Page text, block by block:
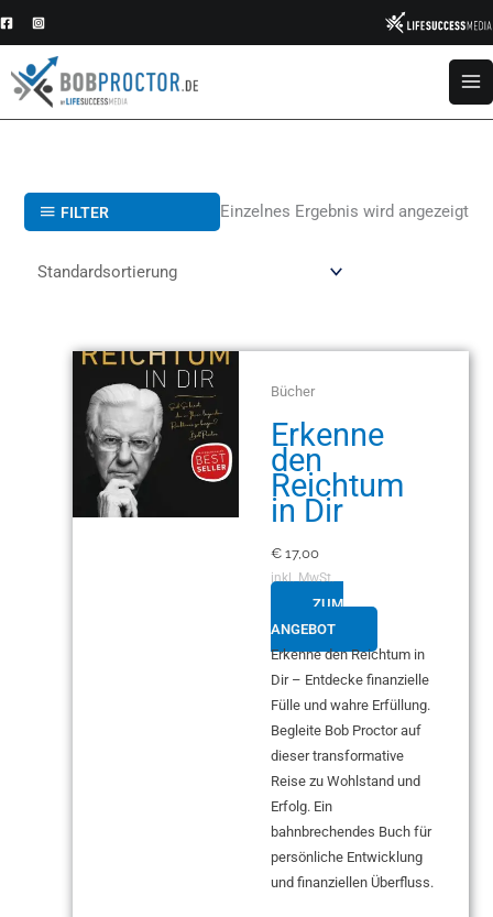
Inhalt
springen
FILTER Einzelnes Ergebnis wird angezeigt
Bücher
Erkenne
den
Reichtum
in Dir
€17,00
inkl. MwSt.
ZUM
ANGEBOT
Erkenne den Reichtum in
Dir – Entdecke finanzielle
Fülle und wahre Erfüllung.
Begleite Bob Proctor auf
dieser transformative
Reise zu Wohlstand und
Erfolg. Ein
bahnbrechendes Buch für
persönliche Entwicklung
und finanziellen Überfluss.